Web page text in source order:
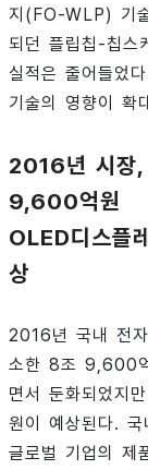
지(FO-WLP) 기
되던 플립칩-칩스
실적은 줄어들었
기술의 영향이 확
2016년 시장
9,600억원
OLED디스플
상
2016년 국내 전
소한 8조 9,600억
면서 둔화되었지
원이 예상된다. 국
글로벌 기업의 제